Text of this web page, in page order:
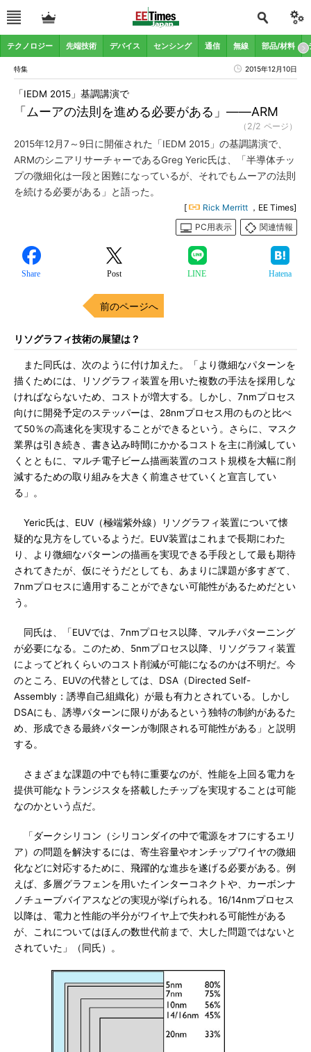
テクノロジー 先端技術 デバイス センシング 通信 無線 部品/材料
特集 2015年12月10日
「ムーアの法則を進める必要がある」――ARM
「IEDM 2015」基調講演で
（2/2 ページ）
2015年12月7～9日に開催された「IEDM 2015」の基調講演で、
ARMのシニアリサーチャーであるGreg Yeric氏は、「半導体チッ
プの微細化は一段と困難になっているが、それでもムーアの法則
を続ける必要がある」と語った。
[ Rick Merritt ，EE Times]
PC用表示
関連情報
Share Post LINE Hatena
前のページへ
リソグラフィ技術の展望は？
また同氏は、次のように付け加えた。「より微細なパターンを
描くためには、リソグラフィ装置を用いた複数の手法を採用しな
ければならないため、コストが増大する。しかし、7nmプロセス
向けに開発予定のステッパーは、28nmプロセス用のものと比べ
て50％の高速化を実現することができるという。さらに、マスク
業界は引き続き、書き込み時間にかかるコストを主に削減してい
くとともに、マルチ電子ビーム描画装置のコスト規模を大幅に削
減するための取り組みを大きく前進させていくと宣言してい
る」。
Yeric氏は、EUV（極端紫外線）リソグラフィ装置について懐
疑的な見方をしているようだ。EUV装置はこれまで長期にわた
り、より微細なパターンの描画を実現できる手段として最も期待
されてきたが、仮にそうだとしても、あまりに課題が多すぎて、
7nmプロセスに適用することができない可能性があるためだとい
う。
同氏は、「EUVでは、7nmプロセス以降、マルチパターニング
が必要になる。このため、5nmプロセス以降、リソグラフィ装置
によってどれくらいのコスト削減が可能になるのかは不明だ。今
のところ、EUVの代替としては、DSA（Directed Self-
Assembly：誘導自己組織化）が最も有力とされている。しかし
DSAにも、誘導パターンに限りがあるという独特の制約があるた
め、形成できる最終パターンが制限される可能性がある」と説明
する。
さまざまな課題の中でも特に重要なのが、性能を上回る電力を
提供可能なトランジスタを搭載したチップを実現することは可能
なのかという点だ。
「ダークシリコン（シリコンダイの中で電源をオフにするエリ
ア）の問題を解決するには、寄生容量やオンチップワイヤの微細
化などに対応するために、飛躍的な進歩を遂げる必要がある。例
えば、多層グラフェンを用いたインターコネクトや、カーボンナ
ノチューブバイアスなどの実現が挙げられる。16/14nmプロセス
以降は、電力と性能の半分がワイヤ上で失われる可能性がある
が、これについてはほんの数世代前まで、大した問題ではないと
されていた」（同氏）。